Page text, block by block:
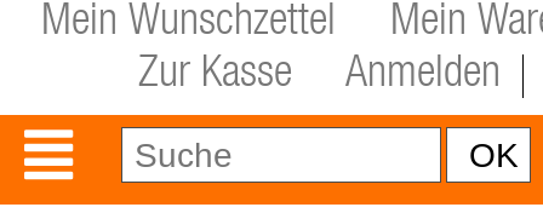
Mein Wunschzettel
Mein
Zur Kasse
Anmelden